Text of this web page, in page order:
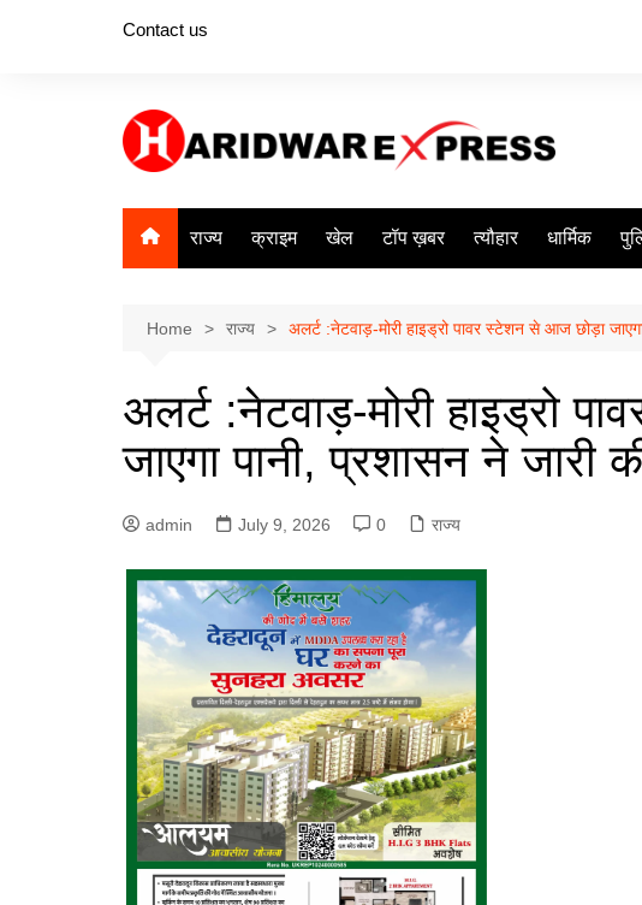
Contact us
राज्य क्राइम खेल टॉप ख़बर त्यौहार धार्मिक
Home राज्य अलर्ट :नेटवाड़-मोरी हाइड्रो पावर स्टेशन से आज छोड़ा
अलर्ट :नेटवाड़-मोरी हाइड्रो
जाएगा पानी, प्रशासन ने जारी
admin July 9, 2026 0 राज्य